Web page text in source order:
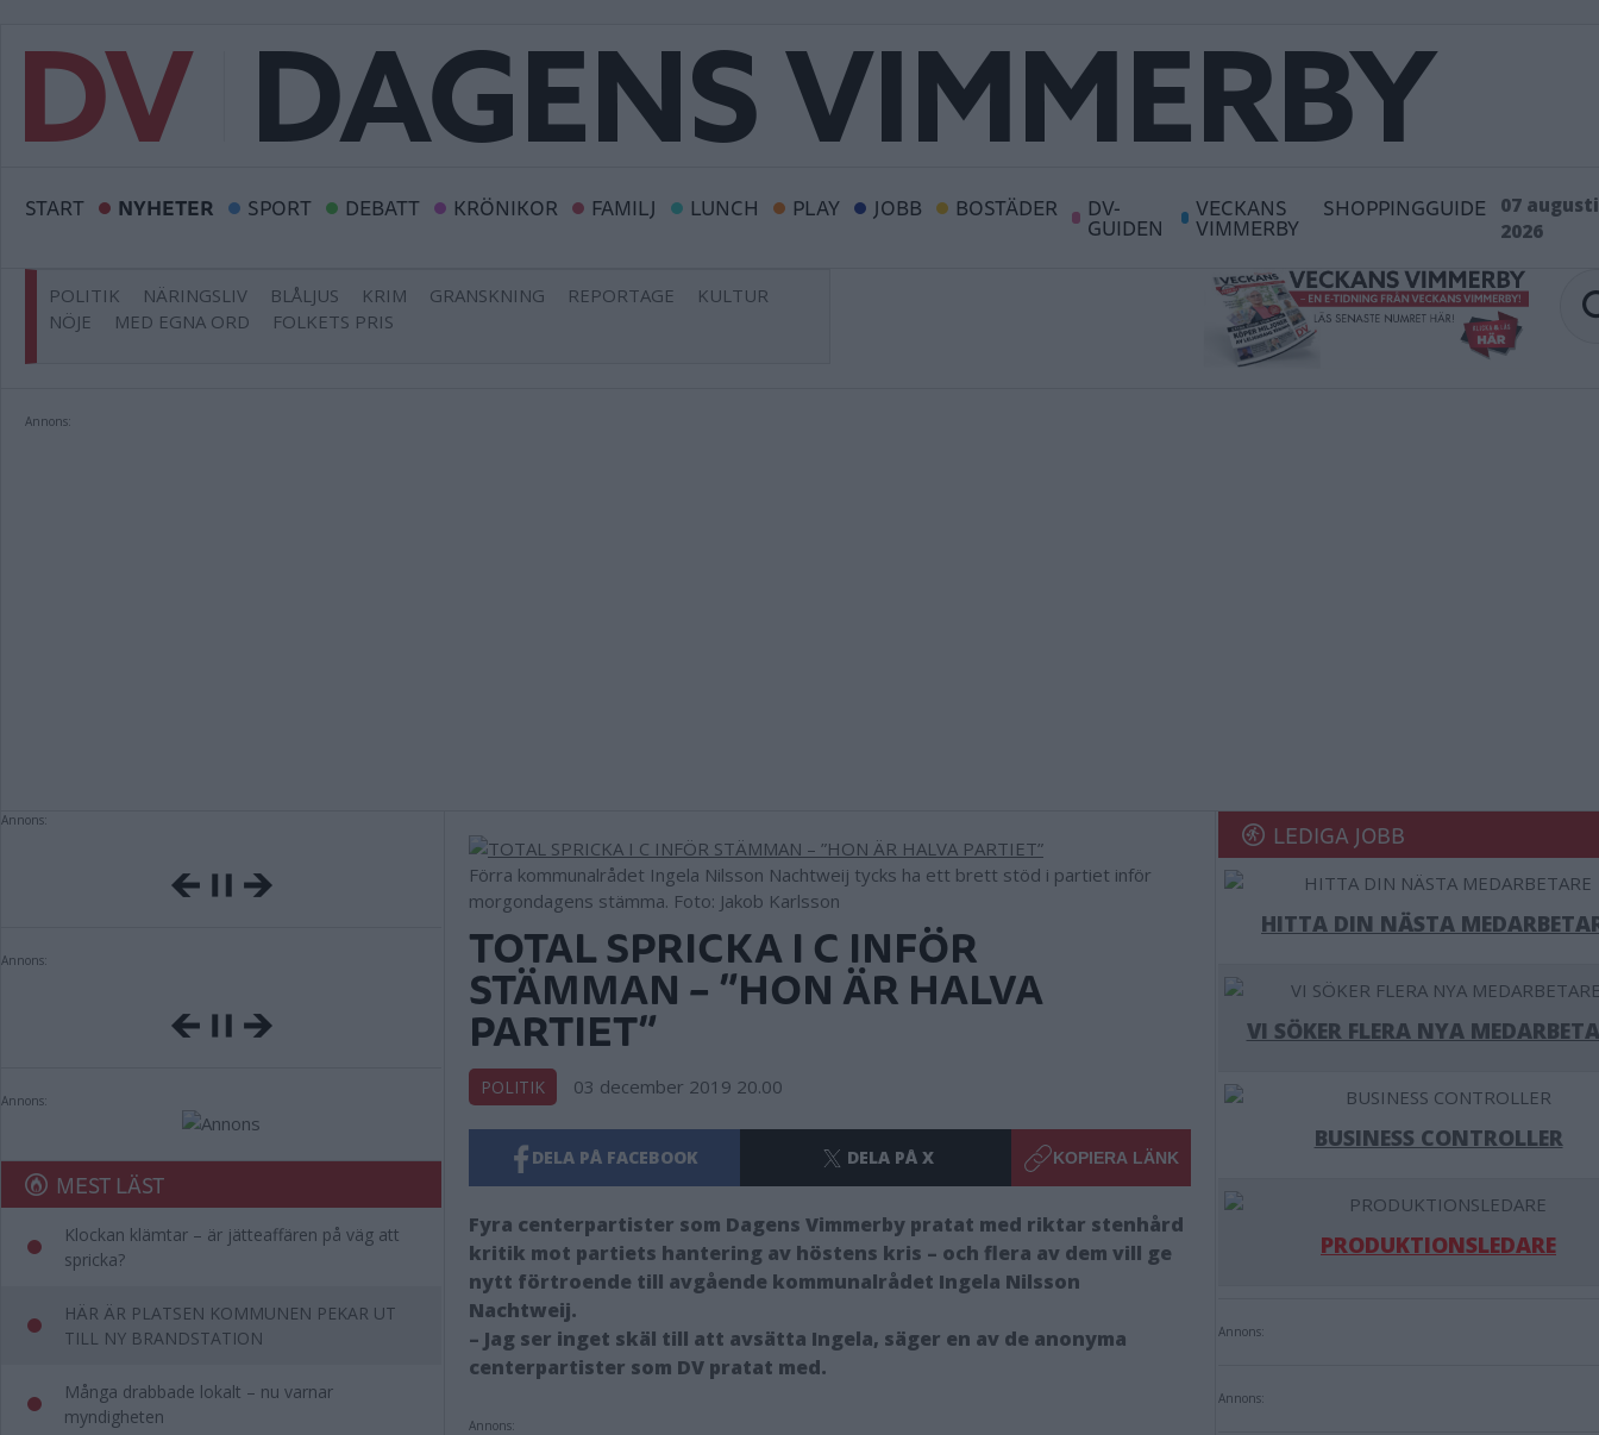
START NYHETER SPORT DEBATT KRÖNIKOR FAMILJ LUNCH PLAY JOBB BOSTÄDER DV-
GUIDEN
VECKANS
VIMMERBY
SHOPPINGGUIDE
07 augusti
2026
POLITIK NÄRINGSLIV BLÅLJUS KRIM GRANSKNING REPORTAGE
KULTUR
NÖJE
MED EGNA ORD FOLKETS PRIS
Annons:
Annons:
Annons:
Annons:
MEST LÄST
Klockan klämtar – är jätteaffären på väg att
spricka?
HÄR ÄR PLATSEN KOMMUNEN PEKAR UT
TILL NY BRANDSTATION
Många drabbade lokalt – nu varnar
myndigheten
Förra kommunalrådet Ingela Nilsson Nachtweij tycks ha ett brett stöd i partiet inför
morgondagens stämma. Foto: Jakob Karlsson
TOTAL SPRICKA I C INFÖR
STÄMMAN – ”HON ÄR HALVA
PARTIET”
POLITIK 03 december 2019 20.00
DELA PÅ FACEBOOK DELA PÅ X KOPIERA LÄNK
Fyra centerpartister som Dagens Vimmerby pratat med riktar stenhård
kritik mot partiets hantering av höstens kris – och flera av dem vill ge
nytt förtroende till avgående kommunalrådet Ingela Nilsson
Nachtweij.
– Jag ser inget skäl till att avsätta Ingela, säger en av de anonyma
centerpartister som DV pratat med.
Annons:
LEDIGA JOBB
HITTA DIN NÄSTA
VI SÖKER FLERA NYA
BUSINESS CONTROLLER
PRODUKTIONSLEDARE
Annons:
Annons: